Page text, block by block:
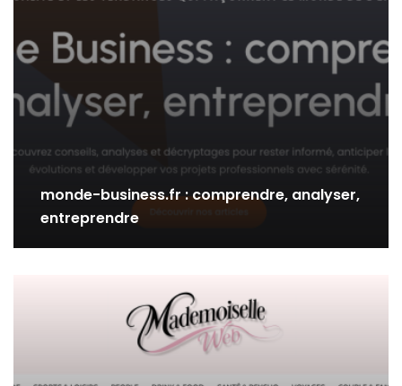
monde-business.fr : comprendre, analyser,
entreprendre